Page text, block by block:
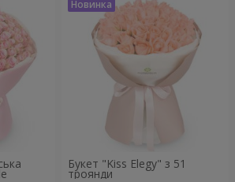
Букет "Kiss Elegy" з 51
троянди